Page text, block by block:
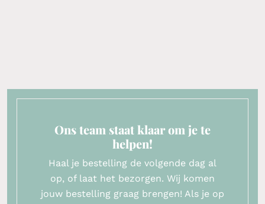
Ons team staat klaar om je te
helpen!
Haal je bestelling de volgende dag al
op, of laat het bezorgen. Wij komen
jouw bestelling graag brengen! Als je op